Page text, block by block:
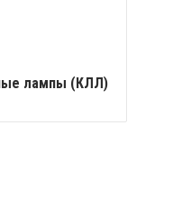
лампы (КЛЛ)